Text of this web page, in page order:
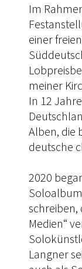
Im
einer
meiner
In 12
Alben, die
deutsche
2020
schreiben,
Medien“
Langner